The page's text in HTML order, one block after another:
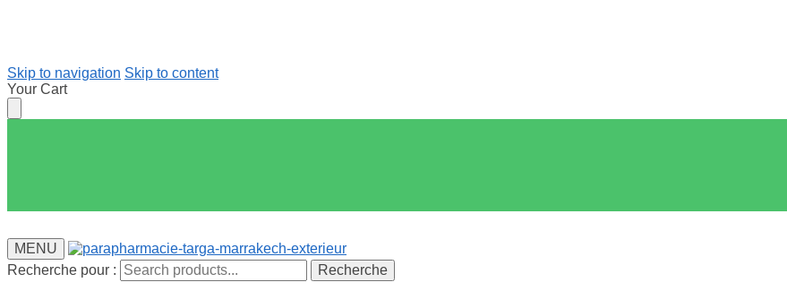
Skip to navigation Skip to content
Your Cart
MENU
Recherche pour :
Recherche